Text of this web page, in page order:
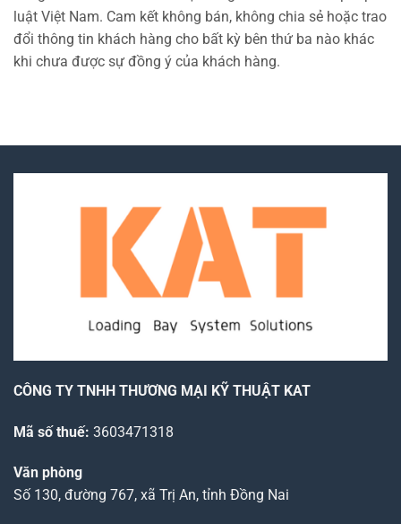
luật Việt Nam. Cam kết không bán, không chia sẻ hoặc trao
đổi thông tin khách hàng cho bất kỳ bên thứ ba nào khác
khi chưa được sự đồng ý của khách hàng.
CÔNG TY TNHH THƯƠNG MẠI KỸ THUẬT KAT
Mã số thuế: 3603471318
Văn phòng
Số 130, đường 767, xã Trị An, tỉnh Đồng Nai